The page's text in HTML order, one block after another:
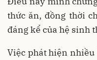
thức ăn, đồng thời
đáng kể của hệ sinh
Việc phát hiện